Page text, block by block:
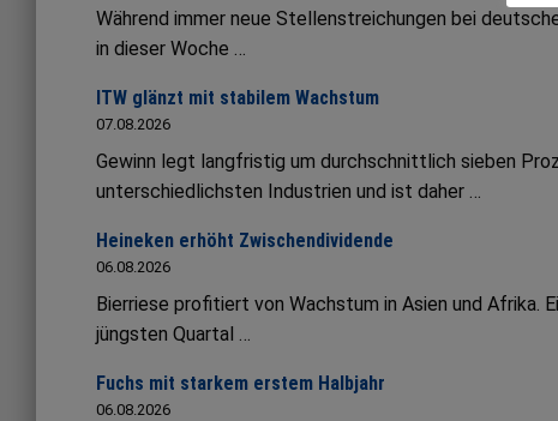
Während immer neue Stellenstreichungen bei
in dieser Woche …
ITW glänzt mit stabilem Wachstum
07.08.2026
Gewinn legt langfristig um durchschnittlich sieben
unterschiedlichsten Industrien und ist daher …
Heineken erhöht Zwischendividende
06.08.2026
Bierriese profitiert von Wachstum in Asien und
jüngsten Quartal …
Fuchs mit starkem erstem Halbjahr
06.08.2026